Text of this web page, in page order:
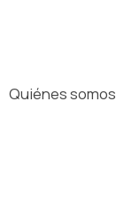
Quiénes somos